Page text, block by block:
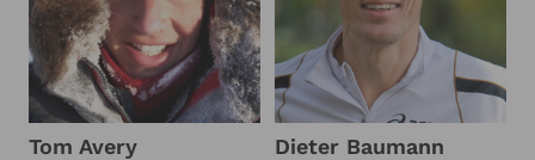
Tom Avery Dieter Baumann